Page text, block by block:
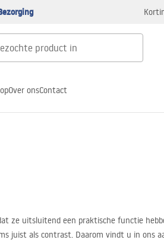
Over onsContact
ze uitsluitend een praktische functie
juist als contrast. Daarom vindt u in ons